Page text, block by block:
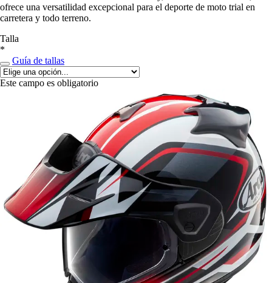
ofrece una versatilidad excepcional para el deporte de moto trial en
carretera y todo terreno.
Talla
*
Guía de tallas
Este campo es obligatorio